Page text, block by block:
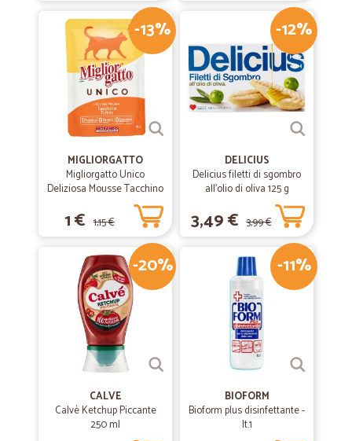
-13%
MIGLIORGATTO
Migliorgatto Unico
Deliziosa Mousse Tacchino
1 € 1,15 €
-12%
DELICIUS
Delicius filetti di sgombro
all'olio di oliva 125 g
3,49 € 3,99 €
-20%
CALVE
Calvè Ketchup Piccante
250 ml
-11%
BIOFORM
Bioform plus disinfettante -
lt.1